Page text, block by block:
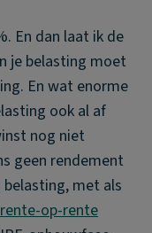
En dan laat ik de
je belasting moet
En wat enorme
ook al af
nog niet
geen rendement
met als
rente-op-rente